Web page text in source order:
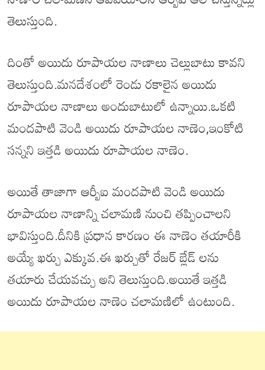
తెలుస్తుంది.
దింతో అయిదు రూపాయల నాణాలు చెల్లుబాటు కావని
తెలుస్తుంది.మనదేశంలో రెండు రకాలైన అయిదు
రూపాయల నాణాలు అందుబాటులో ఉన్నాయి.ఒకటి
మందపాటి వెండి అయిదు రూపాయల నాణెం,ఇంకోటి
సన్నని ఇత్తడి అయిదు రూపాయల నాణెం.
అయితే తాజాగా ఆర్బీఐ మందపాటి వెండి అయిదు
రూపాయల నాణాన్ని చలామణి నుంచి తప్పించాలని
భావిస్తుంది.దీనికి ప్రధాన కారణం ఈ నాణెం తయారీకి
అయ్యే ఖర్చు ఎక్కువ.ఈ ఖర్చుతో రేజర్ బ్లేడ్ లను
తయారు చేయవచ్చు అని తెలుస్తుంది.అయితే ఇత్తడి
అయిదు రూపాయల నాణెం చలామణిలో ఉంటుంది.